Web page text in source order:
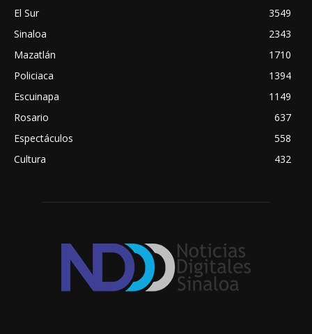
El Sur
3549
Sinaloa
2343
Mazatlán
1710
Policiaca
1394
Escuinapa
1149
Rosario
637
Espectáculos
558
Cultura
432